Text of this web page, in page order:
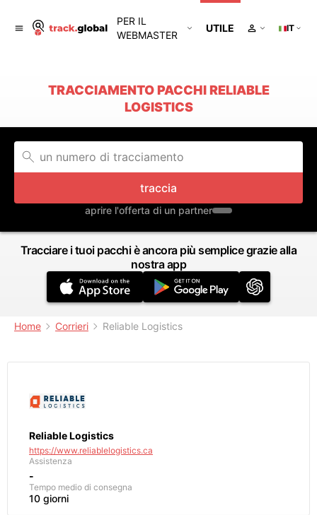
PER IL
WEBMASTER
UTILE IT
TRACCIAMENTO PACCHI RELIABLE
LOGISTICS
traccia
aprire l'offerta di un partner
Tracciare i tuoi pacchi è ancora più semplice grazie alla
nostra app
Home Corrieri Reliable Logistics
Reliable Logistics
https://www.reliablelogistics.ca
Assistenza
-
Tempo medio di consegna
10 giorni